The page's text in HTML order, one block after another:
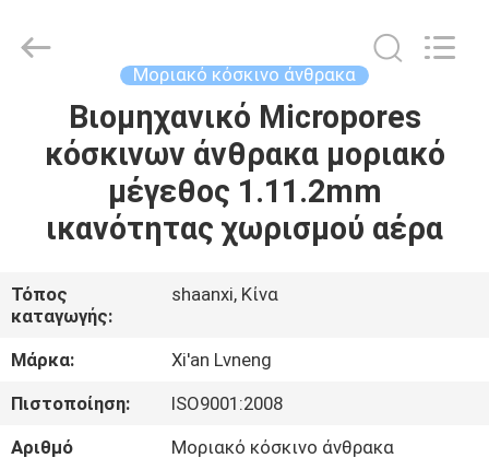
ΑΡΧΙΚΉ
ΠΡΟΪΌΝΤΑ
ΕΚΠΟΜΠΉ
VR
ΣΧΕΤΙΚΆ
Technology
Co.,Ltd..
Μοριακό κόσκινο άνθρακα
Βιομηχανικό Micropores
κόσκινων άνθρακα μοριακό
μέγεθος 1.11.2mm
ικανότητας χωρισμού αέρα
Τόπος
καταγωγής:
shaanxi, Κίνα
Μάρκα:
Xi'an Lvneng
Πιστοποίηση:
ISO9001:2008
Αριθμό
Μοριακό κόσκινο άνθρακα